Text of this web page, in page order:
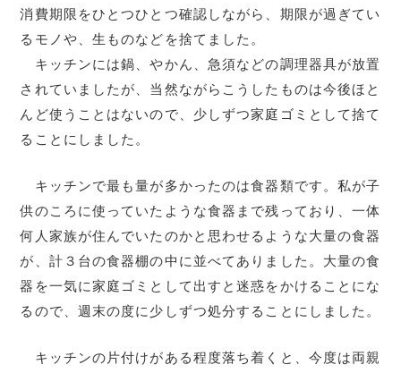
消費期限をひとつひとつ確認しながら、期限が過ぎてい
るモノや、生ものなどを捨てました。
キッチンには鍋、やかん、急須などの調理器具が放置
されていましたが、当然ながらこうしたものは今後ほと
んど使うことはないので、少しずつ家庭ゴミとして捨て
ることにしました。
キッチンで最も量が多かったのは食器類です。私が子
供のころに使っていたような食器まで残っており、一体
何人家族が住んでいたのかと思わせるような大量の食器
が、計３台の食器棚の中に並べてありました。大量の食
器を一気に家庭ゴミとして出すと迷惑をかけることにな
るので、週末の度に少しずつ処分することにしました。
キッチンの片付けがある程度落ち着くと、今度は両親